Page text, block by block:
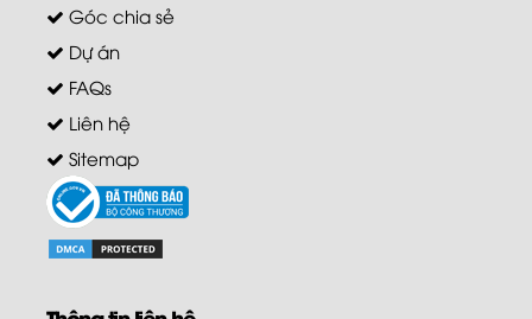
Góc chia sẻ
Dự án
FAQs
Liên hệ
Sitemap